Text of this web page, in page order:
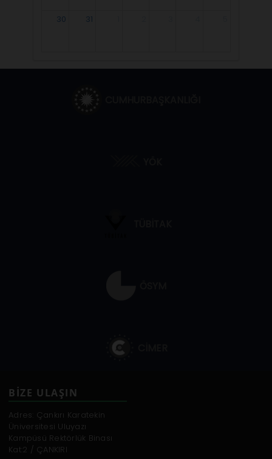
30 31
BİZE ULAŞIN
Adres: Çankırı Karatekin
Üniversitesi Uluyazı
Kampüsü Rektörlük Binası
Kat:2 / ÇANKIRI